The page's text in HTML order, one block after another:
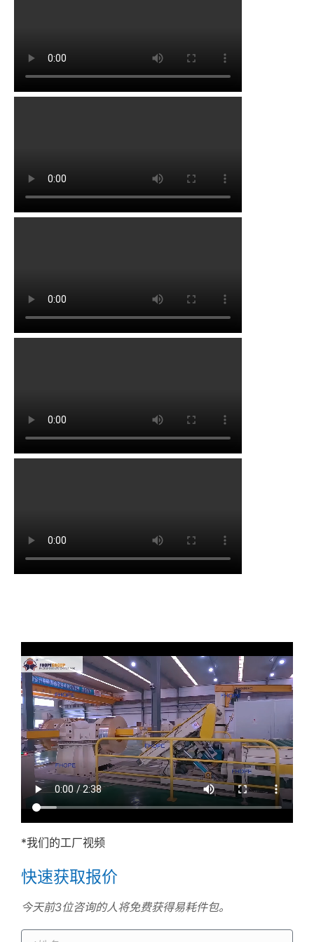
*我们的工厂视频
快速获取报价
今天前3位咨询的人将免费获得易耗件包。